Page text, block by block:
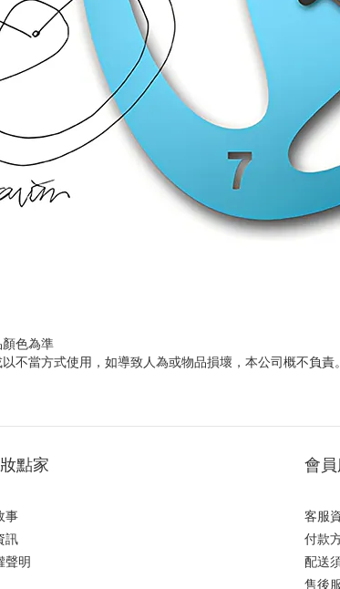
色為準
不當方式使用，如導致人為或物品損壞，本公司概不負責。
點家
事
訊
聲明
會
客服
付款
配送
售後